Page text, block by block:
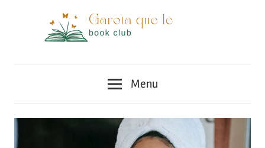
Garota
garotas
Menu